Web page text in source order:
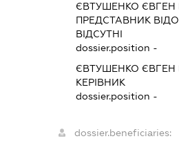
ЄВТУШЕНКО ЄВГЕН
ПРЕДСТАВНИК
ВІДСУТНІ
dossier.position -
ЄВТУШЕНКО ЄВГЕН
КЕРІВНИК
dossier.position -
dossier.beneficiaries: